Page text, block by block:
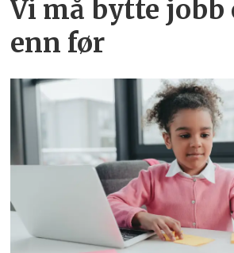
Vi må bytte jobb
enn før